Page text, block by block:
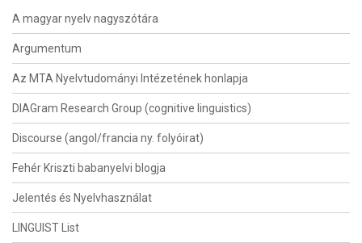
A magyar nyelv nagyszótára
Argumentum
Az MTA Nyelvtudományi Intézetének honlapja
DIAGram Research Group (cognitive linguistics)
Discourse (angol/francia ny. folyóirat)
Fehér Kriszti babanyelvi blogja
Jelentés és Nyelvhasználat
LINGUIST List